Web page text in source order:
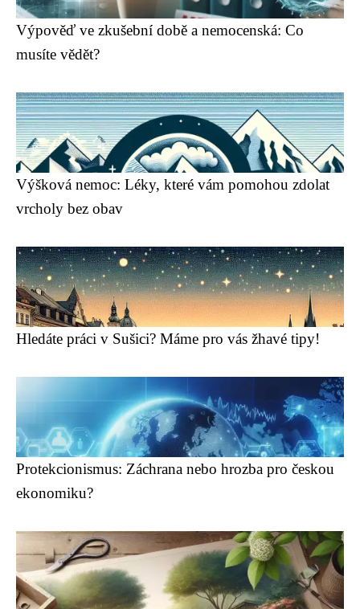
Výpověď ve zkušební době a nemocenská: Co
musíte vědět?
Výšková nemoc: Léky, které vám pomohou zdolat
vrcholy bez obav
Hledáte práci v Sušici? Máme pro vás žhavé tipy!
Protekcionismus: Záchrana nebo hrozba pro českou
ekonomiku?